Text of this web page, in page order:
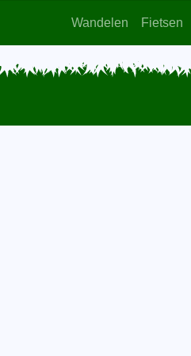
Wandelen Fietsen